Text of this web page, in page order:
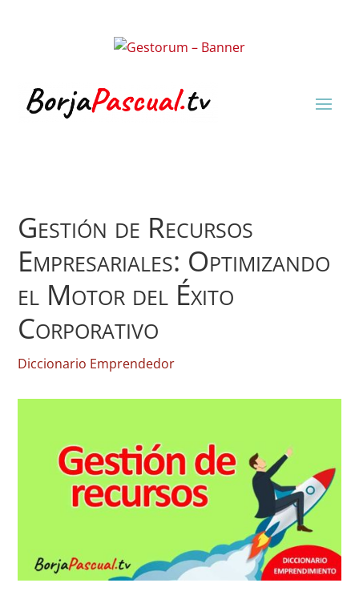
Gestión de Recursos
Empresariales: Optimizando
el Motor del Éxito
Corporativo
Diccionario Emprendedor